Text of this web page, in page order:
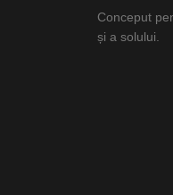
Conceput
și a solului.